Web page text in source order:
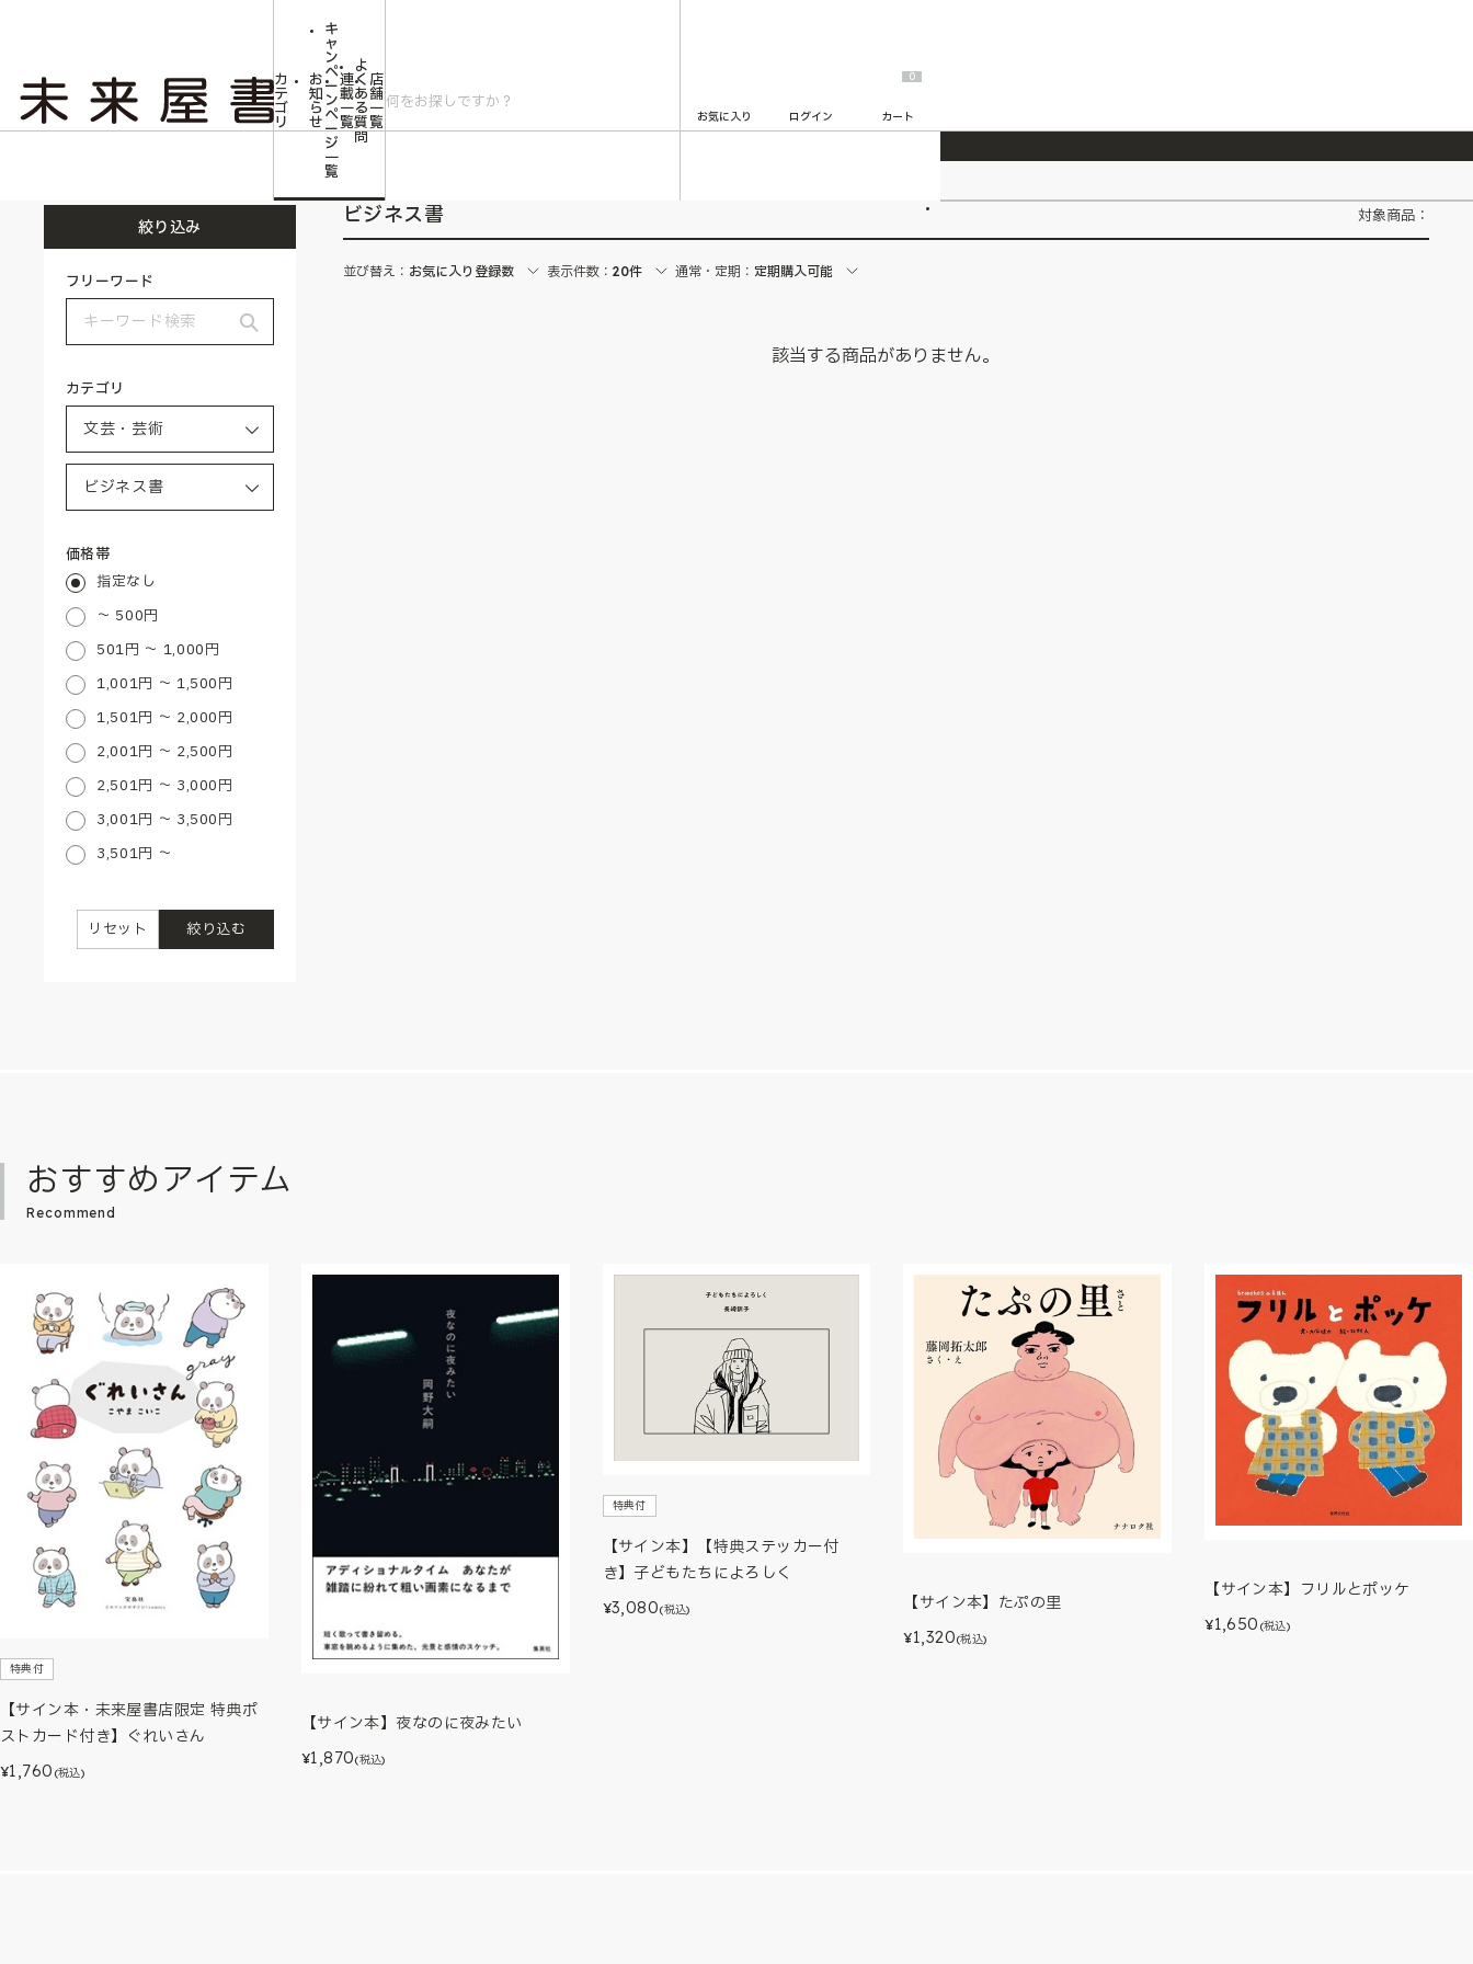
2026/7/23 『ONE PIECE magazine 021 ONE PIECEカード付き同梱版』発売延期のご案内
カ
テ
ゴ
リ
お
知
ら
せ
キ
ャ
ン
ペ
ー
ン
ペ
ー
ジ
一
覧
連
載
一
覧
よ
く
あ
る
質
問
店
舗
一
覧
お気に入り ログイン
0
カート
絞り込み
フリーワード
カテゴリ
価格帯
指定なし
～ 500円
501円 ～ 1,000円
1,001円 ～ 1,500円
1,501円 ～ 2,000円
2,001円 ～ 2,500円
2,501円 ～ 3,000円
3,001円 ～ 3,500円
3,501円 ～
絞り込む
リセット
ビジネス書 対象商品：
並び替え： お気に入り登録数 表示件数： 20件 通常・定期： 定期購入可能
該当する商品がありません。
おすすめアイテム
Recommend
特典付
【サイン本・未来屋書店限定 特典ポ
ストカード付き】ぐれいさん
¥1,760 (税込)
【サイン本】夜なのに夜みたい
¥1,870(税込)
特典付
【サイン本】【特典ステッカー付
き】子どもたちによろしく
¥3,080(税込) 【サイン本】たぷの里
¥1,320(税込)
【サイン本】フリルとポッケ
¥1,650 (税込)